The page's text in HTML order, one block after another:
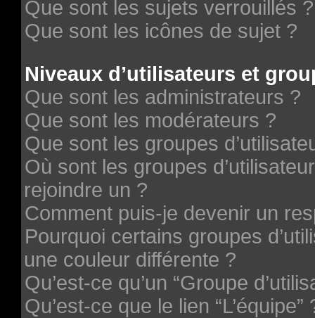
Que sont les sujets verrouillés ?
Que sont les icônes de sujet ?
Niveaux d’utilisateurs et
Que sont les administrateurs ?
Que sont les modérateurs ?
Que sont les groupes
Où sont les groupes
rejoindre un ?
Comment puis-je devenir un
Pourquoi certains groupes
une couleur différente ?
Qu’est-ce qu’un “Groupe
Qu’est-ce que le lien “L’équipe”